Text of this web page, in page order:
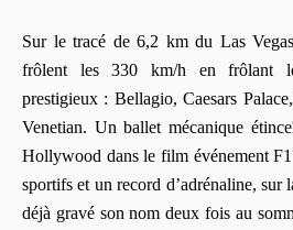
Sur le tracé de 6,2 km du Las
frôlent les 330 km/h en frôlant
prestigieux : Bellagio, Caesars
Venetian. Un ballet mécanique
Hollywood dans le film événement
sportifs et un record d’adrénaline, sur
déjà gravé son nom deux fois au